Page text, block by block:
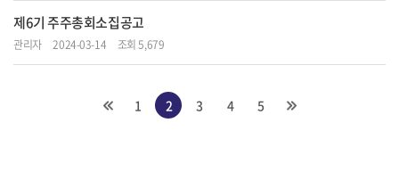
제6기 주주총회소집공고
관리자 2024-03-14 조회 5,679
1 2 3 4 5